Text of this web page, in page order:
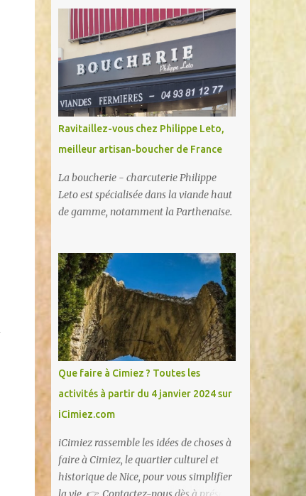
Ravitaillez-vous chez Philippe Leto,
meilleur artisan-boucher de France
La boucherie - charcuterie Philippe
Leto est spécialisée dans la viande haut
de gamme, notamment la Parthenaise.
Que faire à Cimiez ? Toutes les
activités à partir du 4 janvier 2024 sur
iCimiez.com
iCimiez rassemble les idées de choses à
faire à Cimiez, le quartier culturel et
historique de Nice, pour vous simplifier